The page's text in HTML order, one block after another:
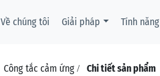
Về chúng tôi Giải pháp Tính năng
Công tắc cảm ứng / Chi tiết sản phẩm